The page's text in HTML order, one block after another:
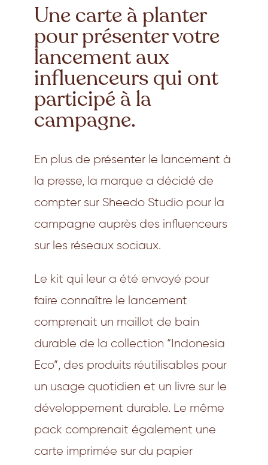
Une carte à planter
pour présenter votre
lancement aux
influenceurs qui ont
participé à la
campagne.
En plus de présenter le lancement à
la presse, la marque a décidé de
compter sur Sheedo Studio pour la
campagne auprès des influenceurs
sur les réseaux sociaux.
Le kit qui leur a été envoyé pour
faire connaître le lancement
comprenait un maillot de bain
durable de la collection “Indonesia
Eco”, des produits réutilisables pour
un usage quotidien et un livre sur le
développement durable. Le même
pack comprenait également une
carte imprimée sur du papier